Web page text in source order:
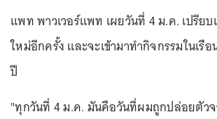
แพท พาวเวอร์แพท เผยวันที่ 4 ม.ค. เปรีย
ใหม่อีกครั้ง และจะเข้ามาทำกิจกรรมในเรื
ปี
"ทุกวันที่ 4 ม.ค. มันคือวันที่ผมถูกปล่อยตัว